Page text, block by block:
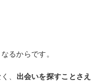
るからです。
、 出会いを探すことさえ